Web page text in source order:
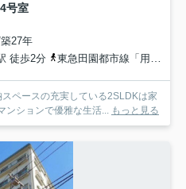
号室
27年
徒歩2分
東急田園都市線「用賀」駅 徒歩22分
ペースの充実している2SLDKは家
ンションで優雅な生活... もっと見る